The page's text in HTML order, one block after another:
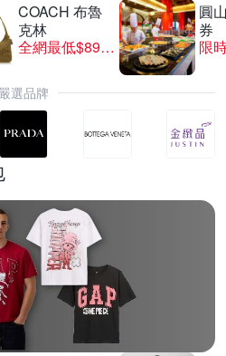
COACH 布魯
克林
全網最低$8999
圓
券
限
嚴選品牌